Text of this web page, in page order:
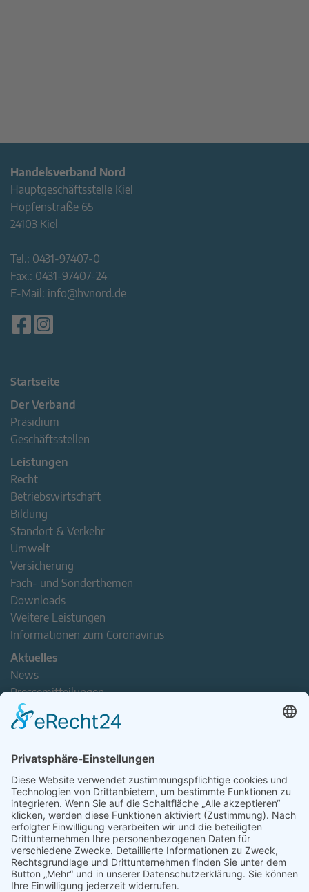
Handelsverband Nord
Hauptgeschäftsstelle Kiel
Hopfenstraße 65
24103 Kiel
Tel.: 0431-97407-0
Fax.: 0431-97407-24
E-Mail: info@hvnord.de
Startseite
Der Verband
Präsidium
Geschäftsstellen
Leistungen
Recht
Betriebswirtschaft
Bildung
Standort & Verkehr
Umwelt
Versicherung
Fach- und Sonderthemen
Downloads
Weitere Leistungen
Informationen zum Coronavirus
Aktuelles
News
Pressemitteilungen
Newsletter
Handel(n) im Norden – Mitgliederjournal
Verband erleben
Der Tag des Norddeutschen Handels
Jetzt Mitarbeitende nominieren – Personal Award 2026
handel2go – Podcast mit Kuhlage und Gästen
Veranstaltungen
Intern
Mitgliederbereich